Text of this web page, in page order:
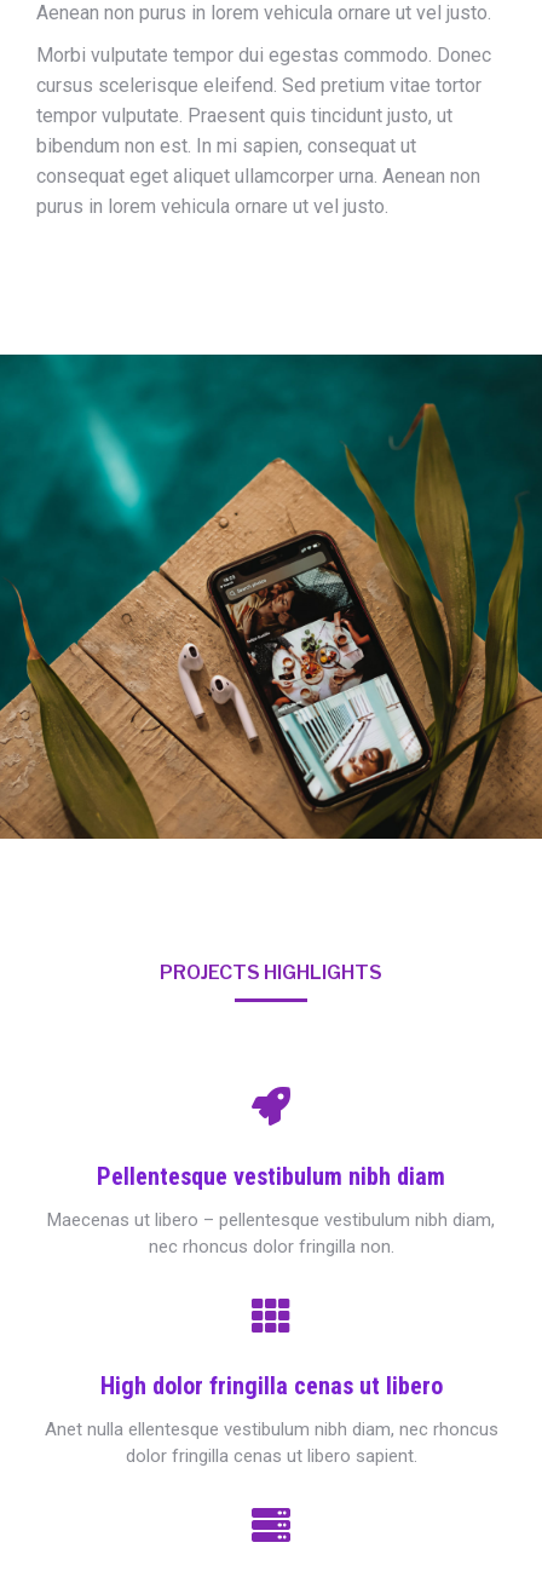
Aenean non purus in lorem vehicula ornare ut vel justo.
Morbi vulputate tempor dui egestas commodo. Donec
cursus scelerisque eleifend. Sed pretium vitae tortor
tempor vulputate. Praesent quis tincidunt justo, ut
bibendum non est. In mi sapien, consequat ut
consequat eget aliquet ullamcorper urna. Aenean non
purus in lorem vehicula ornare ut vel justo.
PROJECTS HIGHLIGHTS
Pellentesque vestibulum nibh diam
Maecenas ut libero – pellentesque vestibulum nibh diam,
nec rhoncus dolor fringilla non.
High dolor fringilla cenas ut libero
Anet nulla ellentesque vestibulum nibh diam, nec rhoncus
dolor fringilla cenas ut libero sapient.